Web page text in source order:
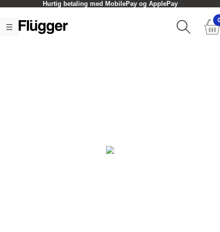
Hurtig betaling med MobilePay og ApplePay